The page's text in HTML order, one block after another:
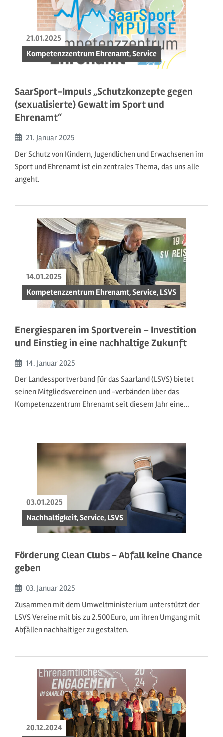
SaarSport-Impuls „Schutzkonzepte gegen
(sexualisierte) Gewalt im Sport und
Ehrenamt“
Beginn:
21. Januar2025
Der Schutz von Kindern, Jugendlichen und Erwachsenen im
Sport und Ehrenamt ist ein zentrales Thema, das uns alle
angeht.
21.01.2025
Kompetenzzentrum Ehrenamt, Service
Energiesparen im Sportverein – Investition
und Einstieg in eine nachhaltige Zukunft
Beginn:
14. Januar2025
Der Landessportverband für das Saarland (LSVS) bietet
seinen Mitgliedsvereinen und -verbänden über das
Kompetenzzentrum Ehrenamt seit diesem Jahr eine…
14.01.2025
Kompetenzzentrum Ehrenamt, Service, LSVS
Förderung Clean Clubs – Abfall keine Chance
geben
Beginn:
03. Januar2025
Zusammen mit dem Umweltministerium unterstützt der
LSVS Vereine mit bis zu 2.500 Euro, um ihren Umgang mit
Abfällen nachhaltiger zu gestalten.
03.01.2025
Nachhaltigkeit, Service, LSVS
20.12.2024